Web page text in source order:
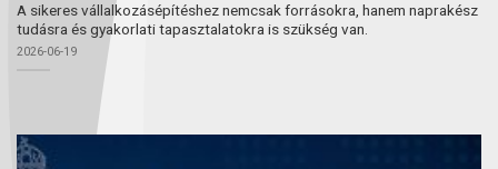
A sikeres vállalkozásépítéshez nemcsak forrásokra, hanem naprakész
tudásra és gyakorlati tapasztalatokra is szükség van.
2026-06-19